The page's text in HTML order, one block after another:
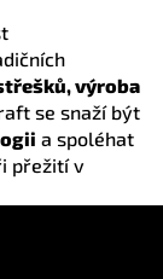
výroba
se snaží být
a spoléhat
přežití v